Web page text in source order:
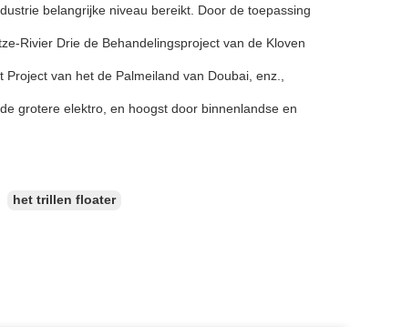
belangrijke niveau bereikt. Door de toepassing
Rivier Drie de Behandelingsproject van de Kloven
van het de Palmeiland van Doubai, enz.,
grotere elektro, en hoogst door binnenlandse en
het trillen floater